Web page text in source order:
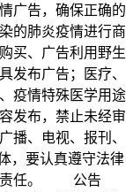
广告，确保正确的
的肺炎疫情进行商
买、广告利用野生
发布广告；医疗、
疫情特殊医学用途
发布，禁止未经审
播、电视、报刊、
，要认真遵守法律
体责任。 公告